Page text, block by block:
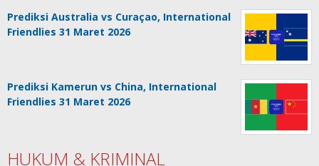
Prediksi Australia vs Curaçao, International
Friendlies 31 Maret 2026
Prediksi Kamerun vs China, International
Friendlies 31 Maret 2026
HUKUM & KRIMINAL